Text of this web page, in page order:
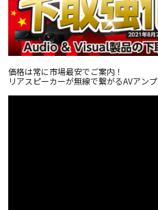
価格は常に市場最安でご案内！
リアスピーカーが無線で繋がるAVアンプ